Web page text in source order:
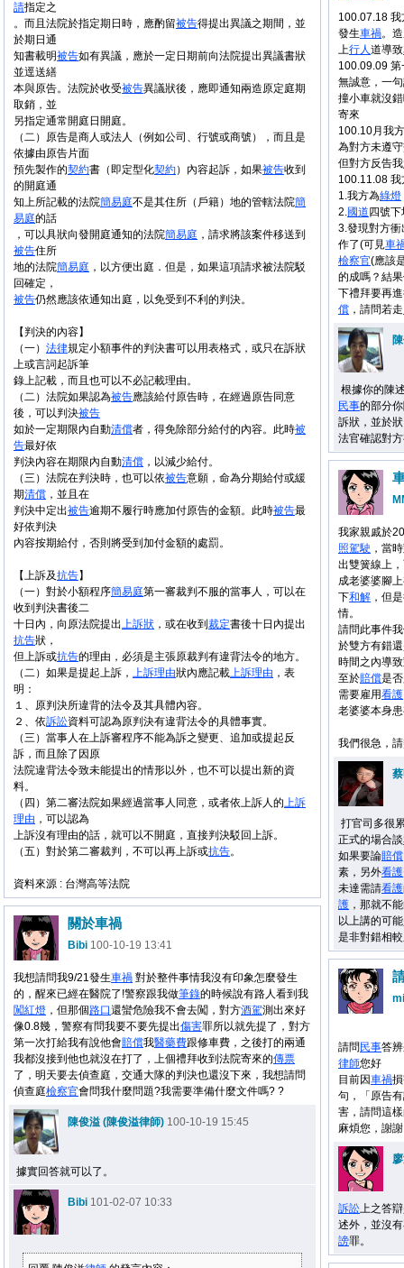
請指定之
。而且法院於指定期日時，應酌留被告得提出異議之期間，並
於期日通
知書載明被告如有異議，應於一定日期前向法院提出異議書狀
並逕送繕
本與原告。法院於收受被告異議狀後，應即通知兩造原定庭期
取銷，並
另指定通常開庭日開庭。
（二）原告是商人或法人（例如公司、行號或商號），而且是
依據由原告片面
預先製作的契約書（即定型化契約）內容起訴，如果被告收到
的開庭通
知上所記載的法院簡易庭不是其住所（戶籍）地的管轄法院簡
易庭的話
，可以具狀向發開庭通知的法院簡易庭 ，請求將該案件移送到
被告住所
地的法院簡易庭 ，以方便出庭．但是，如果這項請求被法院駁
回確定，
被告仍然應該依通知出庭，以免受到不利的判決。
【判決的內容】
（一） 法律規定小額事件的判決書可以用表格式，或只在訴狀
上或言詞起訴筆
錄上記載，而且也可以不必記載理由。
（二）法院如果認為被告應該給付原告時，在經過原告同意
後，可以判決被告
如於一定期限內自動清償者，得免除部分給付的內容。此時被
告最好依
判決內容在期限內自動清償 ，以減少給付。
（三）法院在判決時，也可以依被告意願，命為分期給付或緩
期清償 ，並且在
判決中定出被告逾期不履行時應加付原告的金額。此時被告最
好依判決
內容按期給付，否則將受到加付金額的處罰。
【上訴及抗告】
（一）對於小額程序簡易庭第一審裁判不服的當事人，可以在
收到判決書後二
十日內，向原法院提出上訴狀 ，或在收到 裁定書後十日內提出
抗告狀，
但上訴或抗告的理由，必須是主張原裁判有違背法令的地方。
（二）如果是提起上訴， 上訴理由狀內應記載上訴理由 ，表
明：
１、原判決所違背的法令及其具體內容。
２、依訴訟資料可認為原判決有違背法令的具體事實。
（三）當事人在上訴審程序不能為訴之變更、追加或提起反
訴，而且除了因原
法院違背法令致未能提出的情形以外，也不可以提出新的資
料。
（四）第二審法院如果經過當事人同意，或者依上訴人的上訴
理由 ，可以認為
上訴沒有理由的話，就可以不開庭，直接判決駁回上訴。
（五）對於第二審裁判，不可以再上訴或抗告。
資料來源 : 台灣高等法院
100.07.18 我
發生車禍。
上行人道導致
100.09.09 第
無誠意，一
撞小車就沒
寄來
100.10月我
為對方未遵
但對方反告我
100.11.08
1.我方為綠燈
2.國道 四號
3.發現對方
作了(可見車
檢察官(應該
的成嗎？結
下禮拜要再
償 ，請問若走
根據你的陳
民事的部分
訴狀，並於
法官確認對
我家親戚於
照駕駛 ，當
出雙簧線上
成老婆婆腳
下和解 ，但
情。
請問此事件
於雙方有錯
時間之內導
至於賠償是
需要雇用看護
老婆婆本身
我們很急，
打官司多很
正式的場合談
如果要論賠償
素，另外看護
未達需請看護
護 ，那就不
以上講的可
是非對錯相
關於車禍
Bibi 100-10-19 13:41
我想請問我9/21發生車禍 對於整件事情我沒有印象怎麼發生
的，醒來已經在醫院了!警察跟我做筆錄的時候說有路人看到我
闖紅燈 ，但那個路口還蠻危險我不會去闖，對方酒駕測出來好
像0.8幾，警察有問我要不要先提出傷害罪所以就先提了，對方
第一次打給我有說他會賠償我醫藥費跟修車費，之後打的兩通
我都沒接到他也就沒在打了，上個禮拜收到法院寄來的傳票
了，明天要去偵查庭，交通大隊的判決也還沒下來，我想請問
偵查庭檢察官會問我什麼問題?我需要準備什麼文件嗎? ?
陳俊溢 (陳俊溢律師) 100-10-19 15:45
據實回答就可以了。
Bibi 101-02-07 10:33
請問 民事答
律師您好
目前因車禍
句，「原告
害，請問這
麻煩您，謝謝
訴訟上之答
述外，並沒
謗罪。